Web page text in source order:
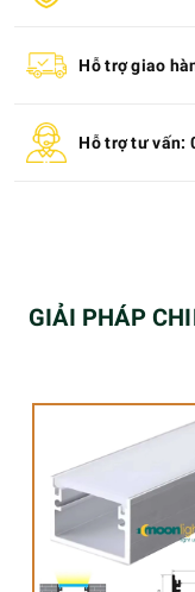
Hỗ trợ giao
Hỗ trợ tư vấn:
GIẢI PHÁP